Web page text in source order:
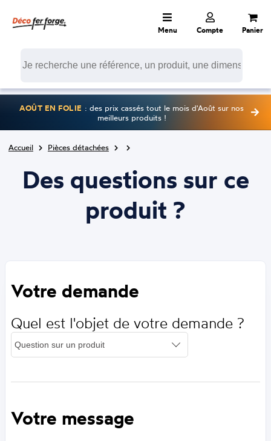
Menu Compte Panier
AOÛT EN FOLIE : des prix cassés tout le mois d'Août sur nos
meilleurs produits !
Accueil Pièces détachées
Des questions sur ce
produit ?
Votre demande
Quel est l'objet de votre demande ?
Votre message